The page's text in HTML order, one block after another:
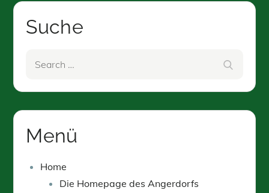
Suche
Menü
Home
Die Homepage des Angerdorfs